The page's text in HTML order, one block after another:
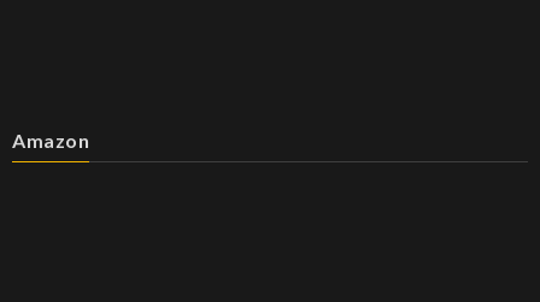
Amazon